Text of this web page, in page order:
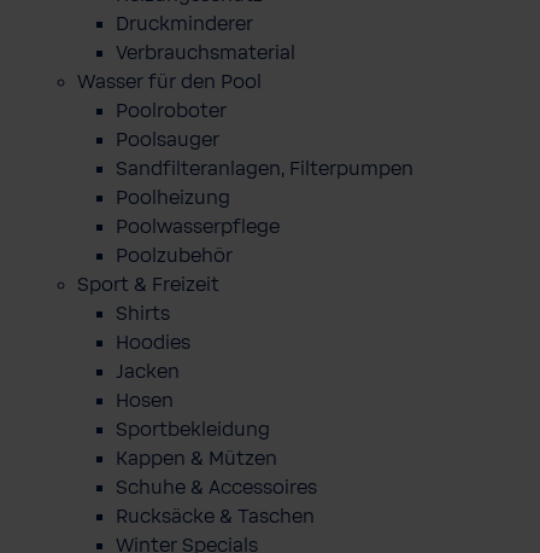
Druckminderer
Verbrauchsmaterial
Wasser für den Pool
Poolroboter
Poolsauger
Sandfilteranlagen, Filterpumpen
Poolheizung
Poolwasserpflege
Poolzubehör
Sport & Freizeit
Shirts
Hoodies
Jacken
Hosen
Sportbekleidung
Kappen & Mützen
Schuhe & Accessoires
Rucksäcke & Taschen
Winter Specials